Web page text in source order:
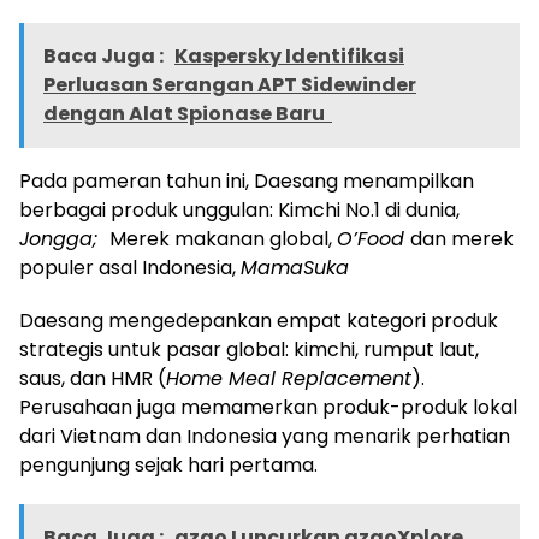
Baca Juga : Kaspersky Identifikasi
Perluasan Serangan APT Sidewinder
dengan Alat Spionase Baru
Pada pameran tahun ini, Daesang menampilkan
berbagai produk unggulan: Kimchi No.1 di dunia,
Jongga; Merek makanan global,O’Food dan merek
populer asal Indonesia,MamaSuka
Daesang mengedepankan empat kategori produk
strategis untuk pasar global: kimchi, rumput laut,
saus, dan HMR (Home Meal Replacement).
Perusahaan juga memamerkan produk-produk lokal
dari Vietnam dan Indonesia yang menarik perhatian
pengunjung sejak hari pertama.